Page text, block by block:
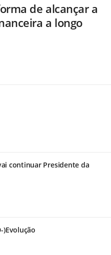
de alcançar a
a longo
continuar Presidente da
)Evolução